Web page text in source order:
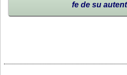
fe de su